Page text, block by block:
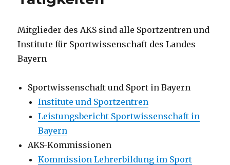
Mitglieder des AKS sind alle Sportzentren und
Institute für Sportwissenschaft des Landes
Bayern
Sportwissenschaft und Sport in Bayern
Institute und Sportzentren
Leistungsbericht Sportwissenschaft in
Bayern
AKS-Kommissionen
Kommission Lehrerbildung im Sport